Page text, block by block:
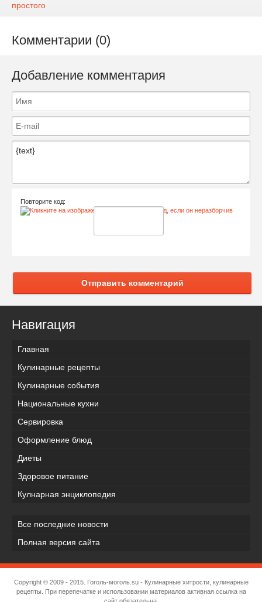
простого
Комментарии (0)
Добавление комментария
Повторите код:
Отправить комментарий
Навигация
Главная
Кулинарные рецепты
Кулинарные события
Национальные кухни
Сервировка
Оформление блюд
Диеты
Здоровое питание
Кулнарная энциклопедия
Все последние новости
Полная версия сайта
Copyright © 2009 - 2015. Гоголь-моголь.su- Кулинарные хитрости, кулинарные
рецепты. При перепечатке и использовании материалов активная ссылка на